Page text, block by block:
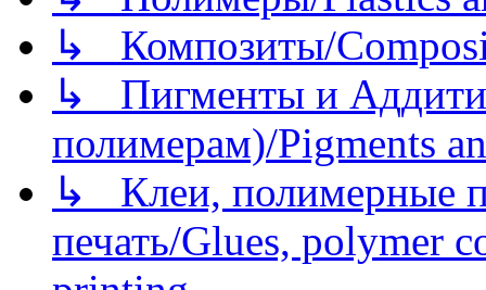
↳ Композиты/
↳ Пигменты и
полимерам)/Pigments
↳ Клеи, полимерные
печать/Glues, polymer